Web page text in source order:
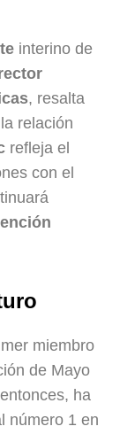
interino de
, resalta
relación
refleja el
con el
miembro
de Mayo
ha
número 1 en